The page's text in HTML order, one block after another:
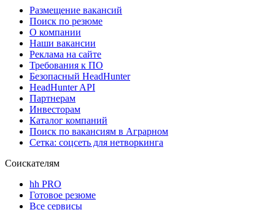
Размещение вакансий
Поиск по резюме
О компании
Наши вакансии
Реклама на сайте
Требования к ПО
Безопасный HeadHunter
HeadHunter API
Партнерам
Инвесторам
Каталог компаний
Поиск по вакансиям в Аграрном
Сетка: соцсеть для нетворкинга
Соискателям
hh PRO
Готовое резюме
Все сервисы